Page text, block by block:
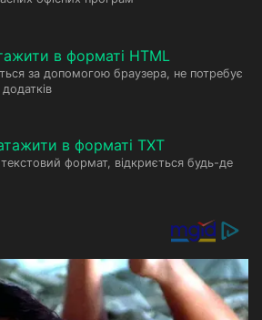
в форматі HTML
за допомогою браузера, не потребує
в форматі TXT
формат, відкриється будь-де